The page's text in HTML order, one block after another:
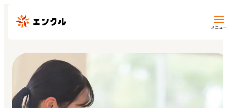
メニュー
保育園・幼稚園を探す
地図から探す